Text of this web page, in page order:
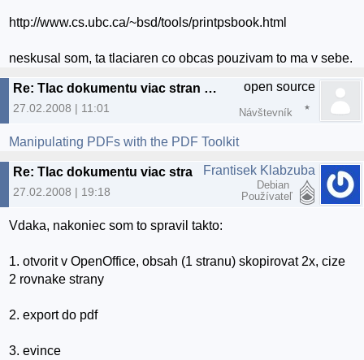
http://www.cs.ubc.ca/~bsd/tools/printpsbook.html
neskusal som, ta tlaciaren co obcas pouzivam to ma v sebe.
Re: Tlac dokumentu viac stran na 1
27.02.2008 | 11:01
open source
Návštevník
Manipulating PDFs with the PDF Toolkit
Re: Tlac dokumentu viac stran na 1
27.02.2008 | 19:18
Frantisek Klabzuba
Debian
Používateľ
Vdaka, nakoniec som to spravil takto:
1. otvorit v OpenOffice, obsah (1 stranu) skopirovat 2x, cize
2 rovnake strany
2. export do pdf
3. evince